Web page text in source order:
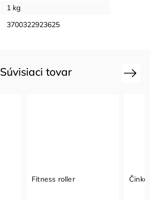
1 kg
3700322923625
Súvisiaci tovar
Fitness roller
Next